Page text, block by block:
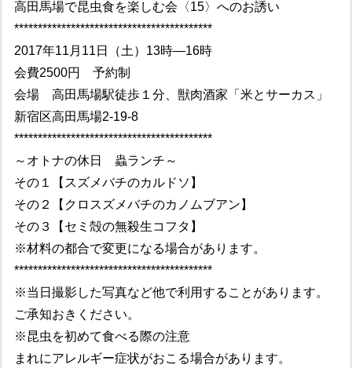
高田馬場で昆虫食を楽しむ会〈15〉へのお誘い
******************************************
2017年11月11日（土）13時―16時
会費2500円 予約制
会場 高田馬場駅徒歩１分、獣肉酒家「米とサーカス」
新宿区高田馬場2-19-8
******************************************
～オトナの休日 蟲ランチ～
その１【スズメバチのカルドソ】
その２【クロスズメバチのカノムブアン】
その３【セミ殻の無殺生コフタ】
※材料の都合で変更になる場合があります。
******************************************
※当日撮影した写真など他で利用することがあります。
ご承知おきください。
※昆虫を初めて食べる際の注意
まれにアレルギー症状がおこる場合があります。